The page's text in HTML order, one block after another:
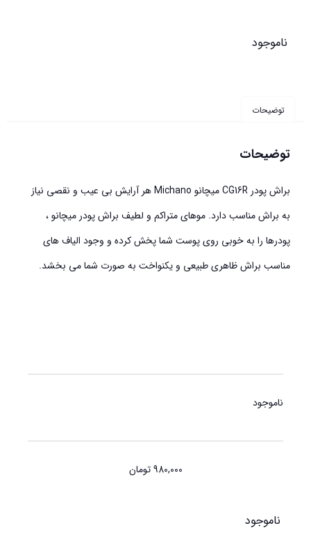
ناموجود
توضیحات
توضیحات
براش پودر CG16R میچانو Michano هر آرایش بی عیب و نقصی نیاز
به براش مناسب دارد. موهای متراکم و لطیف براش پودر میچانو ،
پودرها را به خوبی روی پوست شما پخش کرده و وجود الیاف های
مناسب براش ظاهری طبیعی و یکنواخت به صورت شما می بخشد.
ناموجود
980,000 تومان
ناموجود